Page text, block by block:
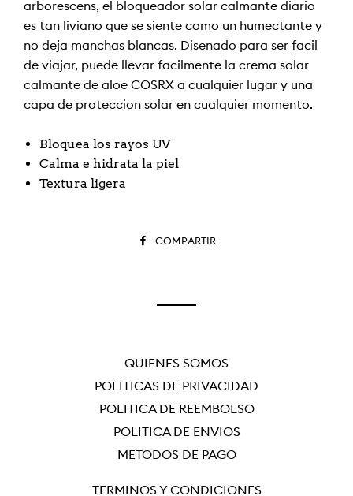
arborescens, el bloqueador solar calmante diario
es tan liviano que se siente como un humectante y
no deja manchas blancas. Diseñado para ser fácil
de viajar, puede llevar fácilmente la crema solar
calmante de aloe COSRX a cualquier lugar y una
capa de protección solar en cualquier momento.
Bloquea los rayos UV
Calma e hidrata la piel
Textura ligera
COMPARTIR
QUIÉNES SOMOS
POLÍTICAS DE PRIVACIDAD
POLÍTICA DE REEMBOLSO
POLÍTICA DE ENVÍOS
MÉTODOS DE PAGO
TÉRMINOS Y CONDICIONES